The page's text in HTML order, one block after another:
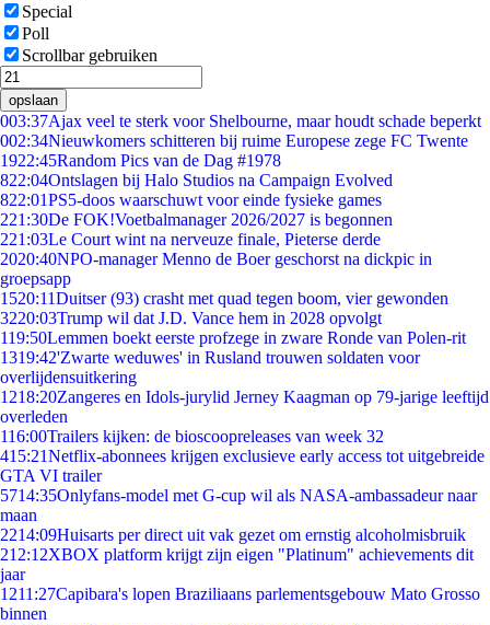
Special
Poll
Scrollbar gebruiken
opslaan
003:37Ajax veel te sterk voor Shelbourne, maar houdt schade beperkt
002:34Nieuwkomers schitteren bij ruime Europese zege FC Twente
1922:45Random Pics van de Dag #1978
822:04Ontslagen bij Halo Studios na Campaign Evolved
822:01PS5-doos waarschuwt voor einde fysieke games
221:30De FOK!Voetbalmanager 2026/2027 is begonnen
221:03Le Court wint na nerveuze finale, Pieterse derde
2020:40NPO-manager Menno de Boer geschorst na dickpic in
groepsapp
1520:11Duitser (93) crasht met quad tegen boom, vier gewonden
3220:03Trump wil dat J.D. Vance hem in 2028 opvolgt
119:50Lemmen boekt eerste profzege in zware Ronde van Polen-rit
1319:42'Zwarte weduwes' in Rusland trouwen soldaten voor
overlijdensuitkering
1218:20Zangeres en Idols-jurylid Jerney Kaagman op 79-jarige leeftijd
overleden
116:00Trailers kijken: de bioscoopreleases van week 32
415:21Netflix-abonnees krijgen exclusieve early access tot uitgebreide
GTA VI trailer
5714:35Onlyfans-model met G-cup wil als NASA-ambassadeur naar
maan
2214:09Huisarts per direct uit vak gezet om ernstig alcoholmisbruik
212:12XBOX platform krijgt zijn eigen "Platinum" achievements dit
jaar
1211:27Capibara's lopen Braziliaans parlementsgebouw Mato Grosso
binnen